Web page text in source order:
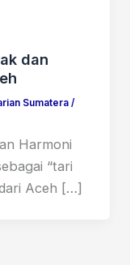
dan
Sumatera/
Harmoni
“tari
Aceh […]